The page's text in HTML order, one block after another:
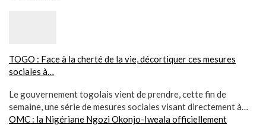
TOGO : Face à la cherté de la vie, décortiquer ces mesures
sociales à…
Le gouvernement togolais vient de prendre, cette fin de
semaine, une série de mesures sociales visant directement à…
OMC : la Nigériane Ngozi Okonjo-Iweala officiellement